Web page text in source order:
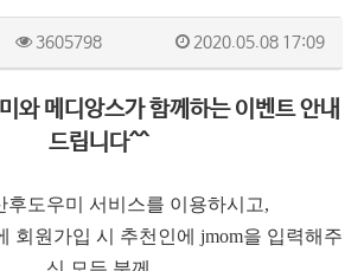
3605798 2020.05.08 17:09
와 메디앙스가 함께하는 이벤트 안내
드립니다^^
후도우미 서비스를 이용하시고,
회원가입 시 추천인에 jmom을 입력해주